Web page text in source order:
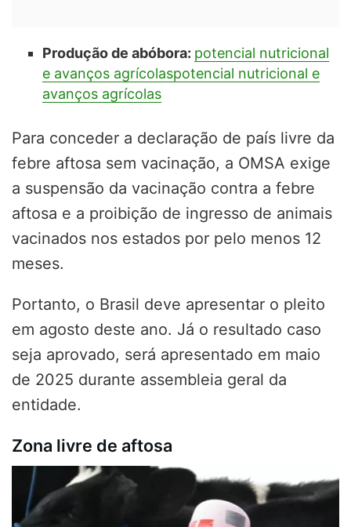
Produção de abóbora: potencial nutricional
e avanços agrícolaspotencial nutricional e
avanços agrícolas
Para conceder a declaração de país livre da
febre aftosa sem vacinação, a OMSA exige
a suspensão da vacinação contra a febre
aftosa e a proibição de ingresso de animais
vacinados nos estados por pelo menos 12
meses.
Portanto, o Brasil deve apresentar o pleito
em agosto deste ano. Já o resultado caso
seja aprovado, será apresentado em maio
de 2025 durante assembleia geral da
entidade.
Zona livre de aftosa